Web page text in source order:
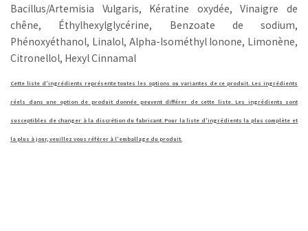
Bacillus/Artemisia Vulgaris, Kératine oxydée, Vinaigre de
chêne, Éthylhexylglycérine, Benzoate de sodium,
Phénoxyéthanol, Linalol, Alpha-Isométhyl Ionone, Limonène,
Citronellol, Hexyl Cinnamal
Cette liste d'ingrédients représente toutes les options ou variantes de ce produit. Les ingrédients
réels dans une option de produit donnée peuvent différer de cette liste. Les ingrédients sont
susceptibles de changer à la discrétion du fabricant. Pour la liste d'ingrédients la plus complète et
la plus à jour, veuillez vous référer à l'emballage du produit.